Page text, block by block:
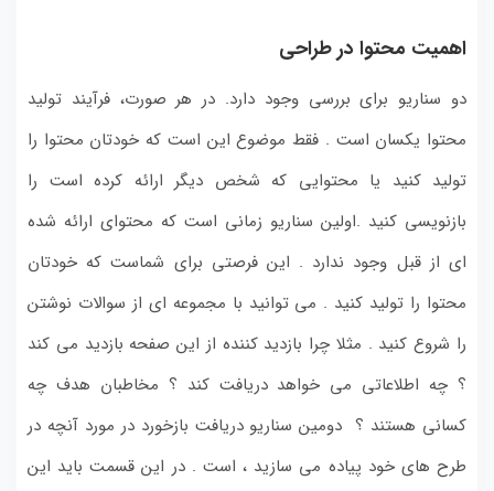
اهمیت محتوا در طراحی
دو سناریو برای بررسی وجود دارد. در هر صورت، فرآیند تولید
محتوا یکسان است . فقط موضوع این است که خودتان محتوا را
تولید کنید یا محتوایی که شخص دیگر ارائه کرده است را
بازنویسی کنید .اولین سناریو زمانی است که محتوای ارائه شده
ای از قبل وجود ندارد . این فرصتی برای شماست که خودتان
محتوا را تولید کنید . می توانید با مجموعه ای از سوالات نوشتن
را شروع کنید . مثلا چرا بازدید کننده از این صفحه بازدید می کند
؟ چه اطلاعاتی می خواهد دریافت کند ؟ مخاطبان هدف چه
کسانی هستند ؟ دومین سناریو دریافت بازخورد در مورد آنچه در
طرح های خود پیاده می سازید ، است . در این قسمت باید این